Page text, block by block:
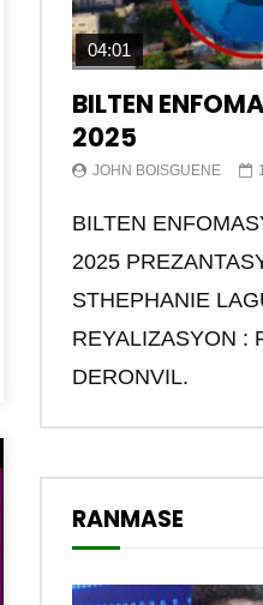
04:01
BILTEN
2025
JOHN BOISGUENE
BILTEN
2025
STHEPHANIE
REYALIZASYON :
DERONVIL.
RANMASE